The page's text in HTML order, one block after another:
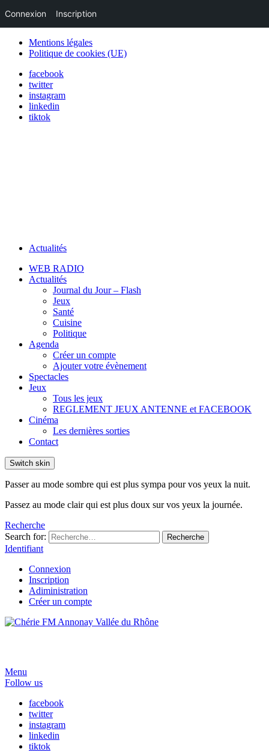
Mentions légales
Politique de cookies (UE)
facebook
twitter
instagram
linkedin
tiktok
Actualités
WEB RADIO
Actualités
Journal du Jour – Flash
Jeux
Santé
Cuisine
Politique
Agenda
Créer un compte
Ajouter votre évènement
Spectacles
Jeux
Tous les jeux
REGLEMENT JEUX ANTENNE et FACEBOOK
Cinéma
Les dernières sorties
Contact
Switch skin
Passer au mode sombre qui est plus sympa pour vos yeux la nuit.
Passez au mode clair qui est plus doux sur vos yeux la journée.
Recherche
Search for:
Recherche
Identifiant
Connexion
Inscription
Adiministration
Créer un compte
Menu
Follow us
facebook
twitter
instagram
linkedin
tiktok
Connexion Inscription